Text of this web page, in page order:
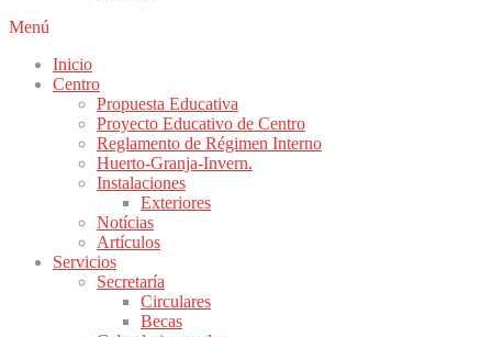
Menú
Inicio
Centro
Propuesta Educativa
Proyecto Educativo de Centro
Reglamento de Régimen Interno
Huerto-Granja-Invern.
Instalaciones
Exteriores
Notícias
Artículos
Servicios
Secretaría
Circulares
Becas